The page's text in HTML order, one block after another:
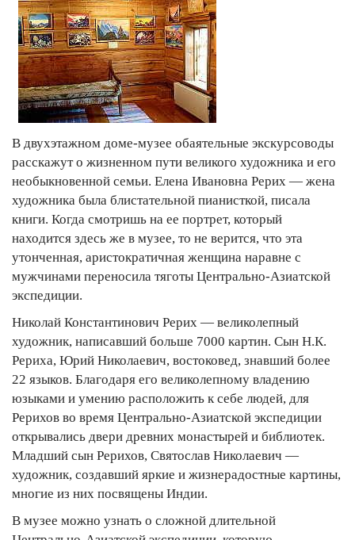
В двухэтажном доме-музее обаятельные экскурсоводы
расскажут о жизненном пути великого художника и его
необыкновенной семьи. Елена Ивановна Рерих — жена
художника была блистательной пианисткой, писала
книги. Когда смотришь на ее портрет, который
находится здесь же в музее, то не верится, что эта
утонченная, аристократичная женщина наравне с
мужчинами переносила тяготы Центрально-Азиатской
экспедиции.
Николай Константинович Рерих — великолепный
художник, написавший больше 7000 картин. Сын Н.К.
Рериха, Юрий Николаевич, востоковед, знавший более
22 языков. Благодаря его великолепному владению
юзыками и умению расположить к себе людей, для
Рерихов во время Центрально-Азиатской экспедиции
открывались двери древних монастырей и библиотек.
Младший сын Рерихов, Святослав Николаевич —
художник, создавший яркие и жизнерадостные картины,
многие из них посвящены Индии.
В музее можно узнать о сложной длительной